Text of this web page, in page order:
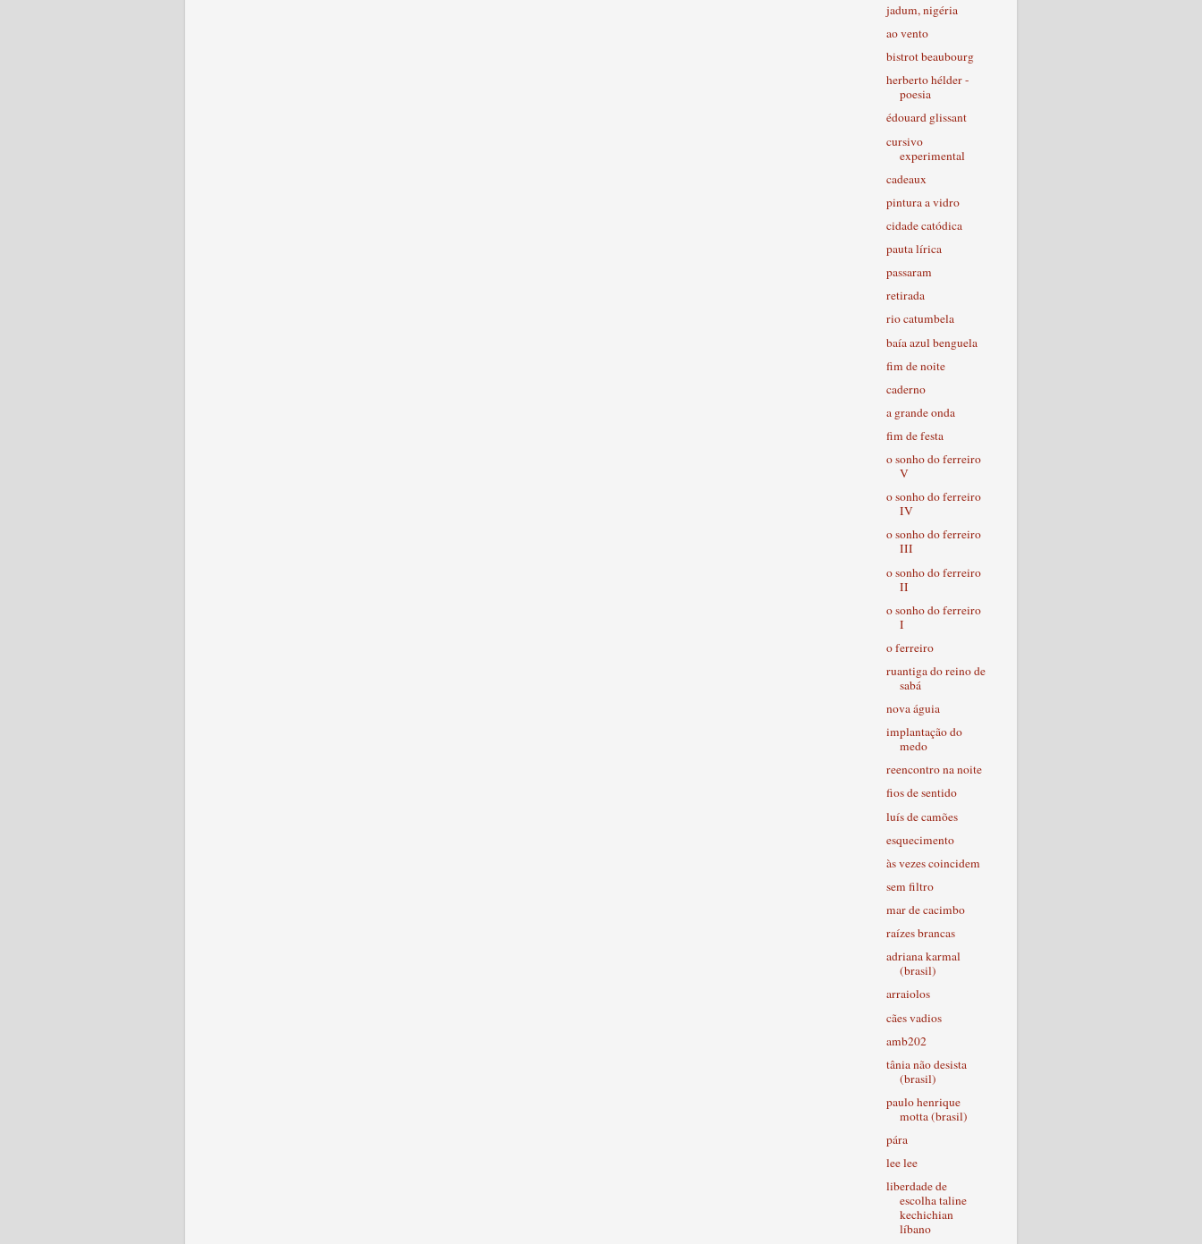
jadum, nigéria
ao vento
bistrot beaubourg
herberto hélder -
poesia
édouard glissant
cursivo
experimental
cadeaux
pintura a vidro
cidade catódica
pauta lírica
passaram
retirada
rio catumbela
baía azul benguela
fim de noite
caderno
a grande onda
fim de festa
o sonho do ferreiro
V
o sonho do ferreiro
IV
o sonho do ferreiro
III
o sonho do ferreiro
II
o sonho do ferreiro
I
o ferreiro
ruantiga do reino de
sabá
nova águia
implantação do
medo
reencontro na noite
fios de sentido
luís de camões
esquecimento
às vezes coincidem
sem filtro
mar de cacimbo
raízes brancas
adriana karmal
(brasil)
arraiolos
cães vadios
amb202
tânia não desista
(brasil)
paulo henrique
motta (brasil)
pára
lee lee
liberdade de
escolha taline
kechichian
líbano